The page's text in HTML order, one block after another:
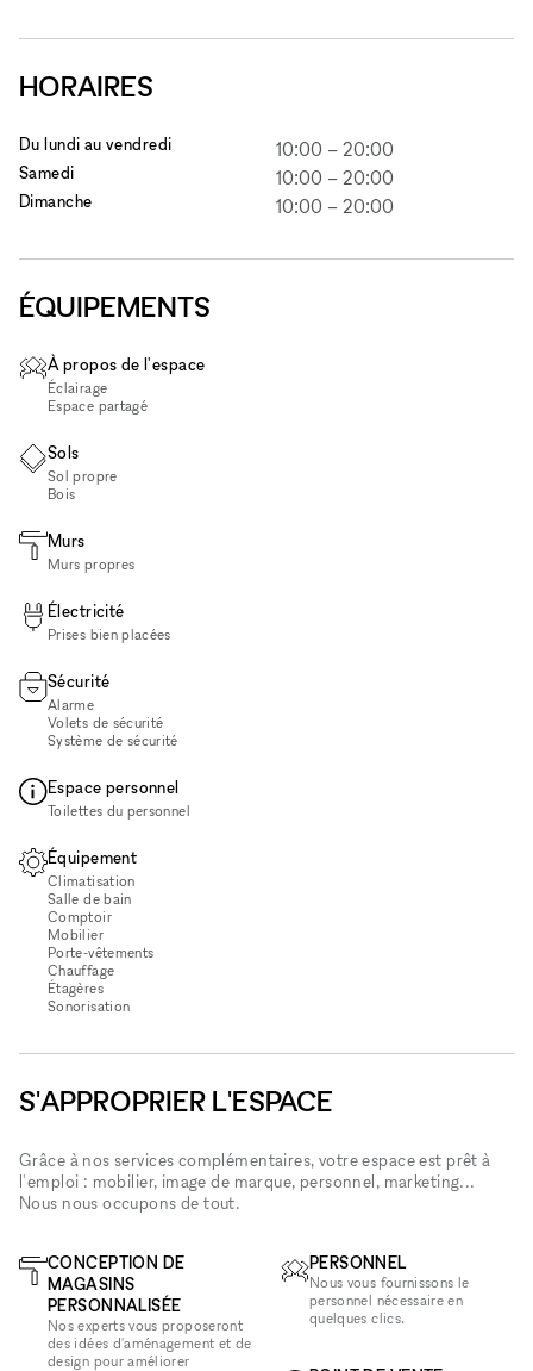
HORAIRES
Du lundi au vendredi 10:00 – 20:00
Samedi 10:00 – 20:00
Dimanche 10:00 – 20:00
ÉQUIPEMENTS
À propos de l'espace
Éclairage
Espace partagé
Sols
Sol propre
Bois
Murs
Murs propres
Électricité
Prises bien placées
Sécurité
Alarme
Volets de sécurité
Système de sécurité
Espace personnel
Toilettes du personnel
Équipement
Climatisation
Salle de bain
Comptoir
Mobilier
Porte-vêtements
Chauffage
Étagères
Sonorisation
S'APPROPRIER L'ESPACE
Grâce à nos services complémentaires, votre espace est prêt à
l'emploi : mobilier, image de marque, personnel, marketing...
Nous nous occupons de tout.
CONCEPTION DE
MAGASINS
PERSONNALISÉE
Nos experts vous proposeront
des idées d'aménagement et de
design pour améliorer
PERSONNEL
Nous vous fournissons le
personnel nécessaire en
quelques clics.